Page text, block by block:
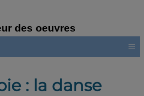
des oeuvres
≡
: la danse